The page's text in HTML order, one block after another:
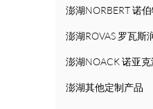
澎湖NORBERT 诺
澎湖ROVAS 罗瓦斯
澎湖NOACK 诺亚克
澎湖其他定制产品